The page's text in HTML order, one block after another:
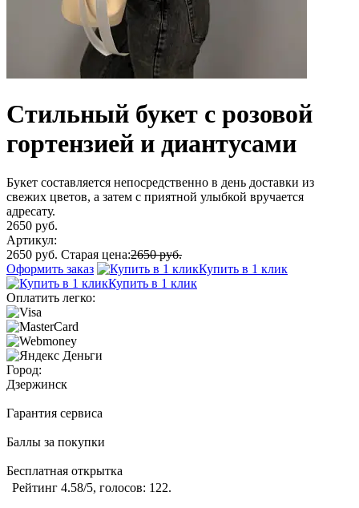
Стильный букет с розовой
гортензией и диантусами
Букет составляется непосредственно в день доставки из
свежих цветов, а затем с приятной улыбкой вручается
адресату.
2650 руб.
Артикул:
2650 руб. Старая цена:2650 руб.
Оформить заказ
Купить в 1 клик
Купить в 1 клик
Оплатить легко:
Город:
Дзержинск
Гарантия сервиса
Баллы за покупки
Бесплатная открытка
Рейтинг 4.58/5, голосов: 122.